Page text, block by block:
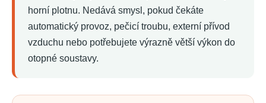
horní plotnu. Nedává smysl, pokud čekáte
automatický provoz, pečicí troubu, externí přívod
vzduchu nebo potřebujete výrazně větší výkon do
otopné soustavy.
KRBOVÁ
KAMNA
TUHÁ
TEPLOVODNÍM
VÝMĚNÍKEM